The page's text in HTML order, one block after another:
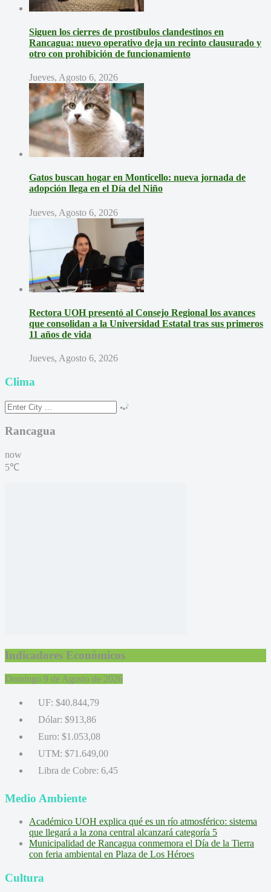
Siguen los cierres de prostíbulos clandestinos en
Rancagua: nuevo operativo deja un recinto clausurado y
otro con prohibición de funcionamiento
Jueves, Agosto 6, 2026
Gatos buscan hogar en Monticello: nueva jornada de
adopción llega en el Día del Niño
Jueves, Agosto 6, 2026
Rectora UOH presentó al Consejo Regional los avances
que consolidan a la Universidad Estatal tras sus primeros
11 años de vida
Jueves, Agosto 6, 2026
Clima
Rancagua
now
5℃
Indicadores Económicos
Domingo 9 de Agosto de 2026
UF: $40.844,79
Dólar: $913,86
Euro: $1.053,08
UTM: $71.649,00
Libra de Cobre: 6,45
Medio Ambiente
Académico UOH explica qué es un río atmosférico: sistema
que llegará a la zona central alcanzará categoría 5
Municipalidad de Rancagua conmemora el Día de la Tierra
con feria ambiental en Plaza de Los Héroes
Cultura